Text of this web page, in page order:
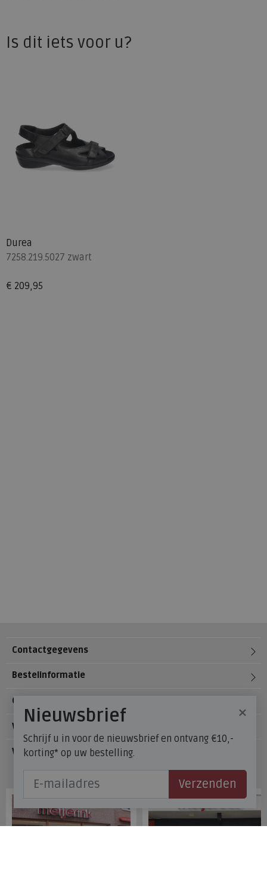
Is dit iets voor u?
Durea
7258.219.5027 zwart
€ 209,95
Contactgegevens
Bestelinformatie
Over Meijerink Schoenen
Voetzorg
Veelgestelde vragen
×
Nieuwsbrief
Schrijf u in voor de nieuwsbrief en ontvang €10,-
korting* op uw bestelling.
Verzenden